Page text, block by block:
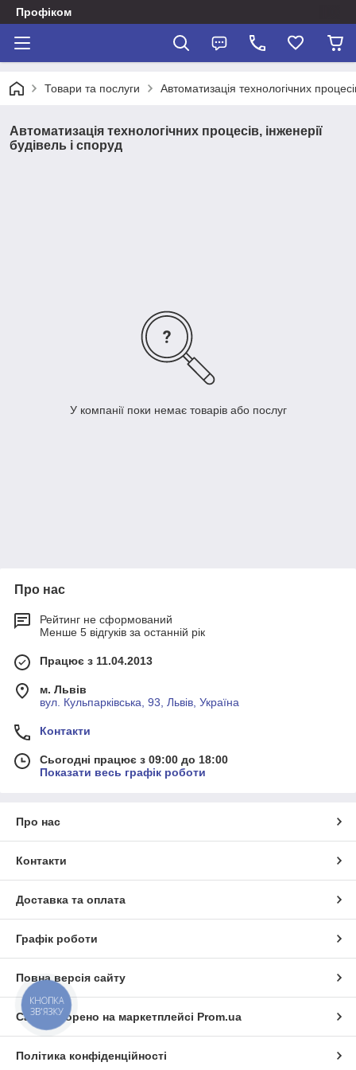
Профіком
Товари та послуги Автоматизація технологічних
Автоматизація технологічних процесів, інженерії
будівель і споруд
У компанії поки немає товарів або послуг
Про нас
Рейтинг не сформований
Менше 5 відгуків за останній рік
Працює з 11.04.2013
м. Львів
вул. Кульпарківська, 93, Львів, Україна
Контакти
Сьогодні працює з 09:00 до 18:00
Показати весь графік роботи
Про нас
Контакти
Доставка та оплата
Графік роботи
Повна версія сайту
Сайт створено на маркетплейсі Prom.ua
Політика конфіденційності
КНОПКА
ЗВ'ЯЗКУ